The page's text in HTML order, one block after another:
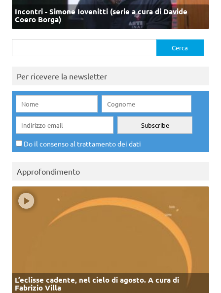
Incontri - Simone Iovenitti (serie a cura di Davide
Coero Borga)
per:
Per ricevere la newsletter
Do il consenso al trattamento dei dati
Approfondimento
L’eclisse cadente, nel cielo di agosto. A cura di
Fabrizio Villa